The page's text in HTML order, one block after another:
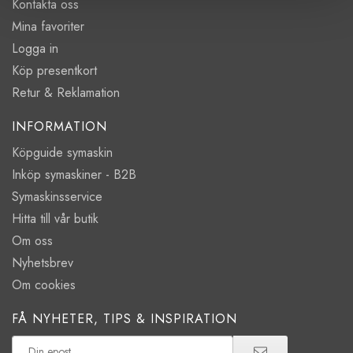
Kontakta oss
Mina favoriter
Logga in
Köp presentkort
Retur & Reklamation
INFORMATION
Köpguide symaskin
Inköp symaskiner - B2B
Symaskinsservice
Hitta till vår butik
Om oss
Nyhetsbrev
Om cookies
FÅ NYHETER, TIPS & INSPIRATION